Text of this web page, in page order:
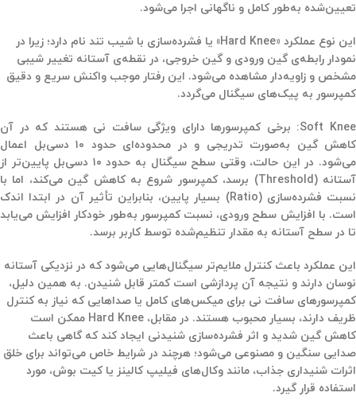
تعیین‌شده به‌طور کامل و ناگهانی اجرا می‌شود.
این نوع عملکرد «Hard Knee» یا فشرده‌سازی با شیب تند نام دارد؛ زیرا در
نمودار رابطه‌ی گین ورودی و گین خروجی، در نقطه‌ی آستانه تغییر شیبی
مشخص و زاویه‌دار مشاهده می‌شود. این رفتار موجب واکنش سریع و دقیق
کمپرسور به پیک‌های سیگنال می‌گردد.
Soft Knee: برخی کمپرسورها دارای ویژگی سافت نی هستند که در آن
کاهش گین به‌صورت تدریجی و در محدوده‌ای حدود ۱۰ دسی‌بل اعمال
می‌شود. در این حالت، وقتی سطح سیگنال به حدود ۱۰ دسی‌بل پایین‌تر از
آستانه (Threshold) برسد، کمپرسور شروع به کاهش گین می‌کند، اما با
نسبت فشرده‌سازی (Ratio) بسیار پایین، بنابراین تأثیر آن در ابتدا اندک
است. با افزایش سطح ورودی، نسبت کمپرسور به‌طور خودکار افزایش می‌یابد
تا در سطح آستانه به مقدار تنظیم‌شده توسط کاربر برسد.
این عملکرد باعث کنترل ملایم‌تر سیگنال‌هایی می‌شود که در نزدیکی آستانه
نوسان دارند و نتیجه آن پردازشی است کمتر قابل شنیدن. به همین دلیل،
کمپرسورهای سافت نی برای میکس‌های کامل یا صداهایی که نیاز به کنترل
ظریف دارند، بسیار محبوب هستند. در مقابل، Hard Knee ممکن است
کاهش گین شدید و اثر فشرده‌سازی شنیدنی ایجاد کند که گاهی باعث
صدایی سنگین و مصنوعی می‌شود؛ هرچند در شرایط خاص می‌تواند برای خلق
اثرات شنیداری جذاب، مانند وکال‌های فیلیپ کالینز یا کیت بوش، مورد
استفاده قرار گیرد.